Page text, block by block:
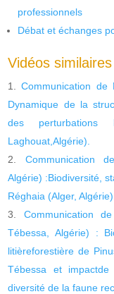
professionnels
Débat et échanges
Vidéos similaires
Communication de
Dynamique de la
des perturbations
Laghouat,Algérie).
Communication
Algérie) :Biodiversité,
Réghaia (Alger,
Communication
Tébessa, Algérie) :
litièreforestière de
Tébessa et
diversité de la faune